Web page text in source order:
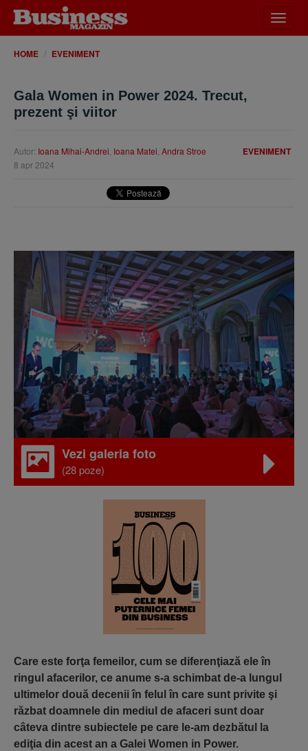
meniu
HOME EVENIMENT
Gala Women in Power 2024. Trecut,
prezent şi viitor
EVENIMENT
Autor: Ioana Mihai-Andrei Ioana Matei Andra Stroe
8 apr 2024
Vezi galeria foto
(28 poze)
Care este forţa femeilor, cum se diferenţiază ele în
ringul afacerilor, ce anume s-a schimbat de-a lungul
ultimelor două decenii în felul în care sunt privite şi
răzbat doamnele din mediul de afaceri sunt doar
câteva dintre subiectele pe care le-am dezbătul la
ediţia din acest an a Galei Women in Power.